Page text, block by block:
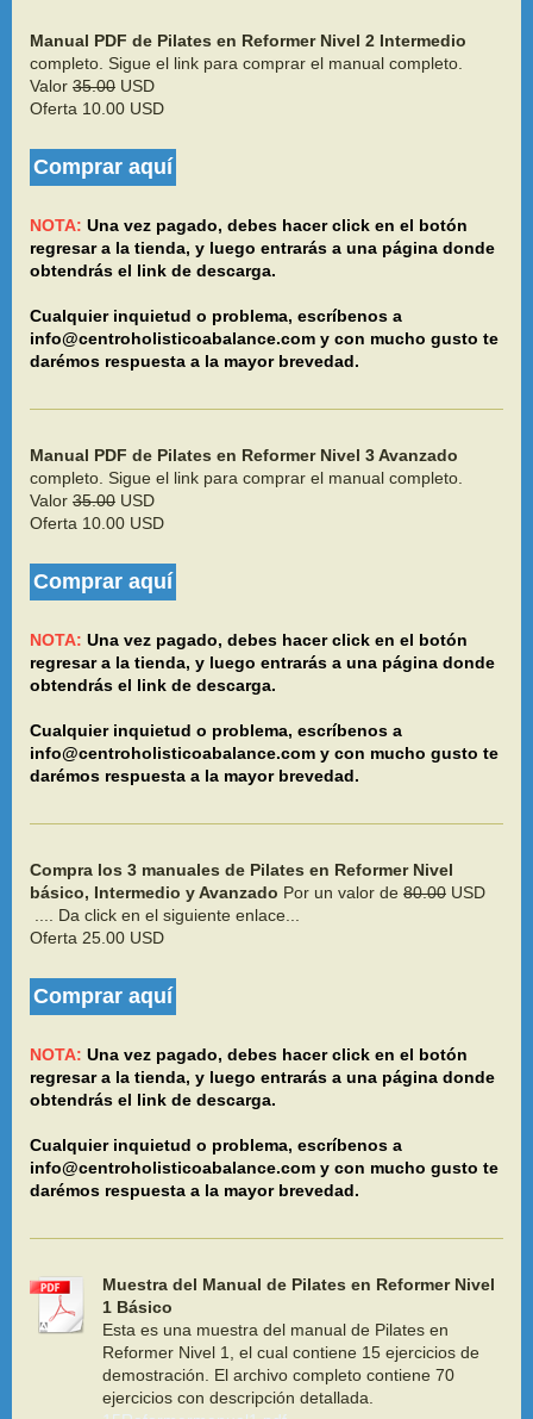
Manual PDF de Pilates en Reformer Nivel 2 Intermedio
completo. Sigue el link para comprar el manual completo.
Valor 35.00 USD
Oferta 10.00 USD
Comprar aquí
NOTA: Una vez pagado, debes hacer click en el botón
regresar a la tienda, y luego entrarás a una página donde
obtendrás el link de descarga.
Cualquier inquietud o problema, escríbenos a
info@centroholisticoabalance.com y con mucho gusto te
darémos respuesta a la mayor brevedad.
Manual PDF de Pilates en Reformer Nivel 3 Avanzado
completo. Sigue el link para comprar el manual completo.
Valor 35.00 USD
Oferta 10.00 USD
Comprar aquí
NOTA: Una vez pagado, debes hacer click en el botón
regresar a la tienda, y luego entrarás a una página donde
obtendrás el link de descarga.
Cualquier inquietud o problema, escríbenos a
info@centroholisticoabalance.com y con mucho gusto te
darémos respuesta a la mayor brevedad.
Compra los 3 manuales de Pilates en Reformer Nivel
básico, Intermedio y Avanzado Por un valor de 80.00 USD
.... Da click en el siguiente enlace...
Oferta 25.00 USD
Comprar aquí
NOTA: Una vez pagado, debes hacer click en el botón
regresar a la tienda, y luego entrarás a una página donde
obtendrás el link de descarga.
Cualquier inquietud o problema, escríbenos a
info@centroholisticoabalance.com y con mucho gusto te
darémos respuesta a la mayor brevedad.
Muestra del Manual de Pilates en Reformer Nivel
1 Básico
Esta es una muestra del manual de Pilates en
Reformer Nivel 1, el cual contiene 15 ejercicios de
demostración. El archivo completo contiene 70
ejercicios con descripción detallada.